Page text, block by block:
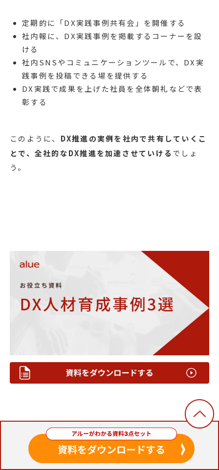
定期的に「DX実践事例共有会」を開催する
社内報に、DX実践事例を掲載するコーナーを設
ける
社内SNSやコミュニケーションツールで、DX実
践事例を投稿できる場を提供する
DX実践で成果を上げた社員を全体朝礼などで表
彰する
このように、 DX推進の実例を社内で共有していくこ
とで、全社的なDX推進を加速させていける でしょ
う。